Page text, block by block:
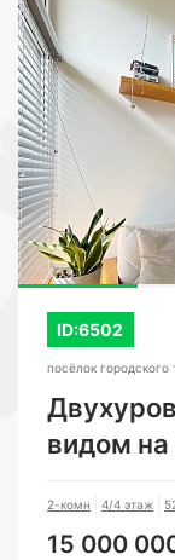
ID:6502
посёлок
видом на
2-комн 4/4 этаж
15 000